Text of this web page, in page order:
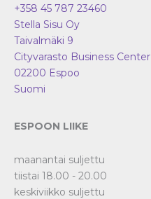
+358 45 787 23460
Stella Sisu Oy
Taivalmäki 9
Cityvarasto Business Center
02200 Espoo
Suomi
ESPOON LIIKE
maanantai suljettu
tiistai 18.00 - 20.00
keskiviikko suljettu